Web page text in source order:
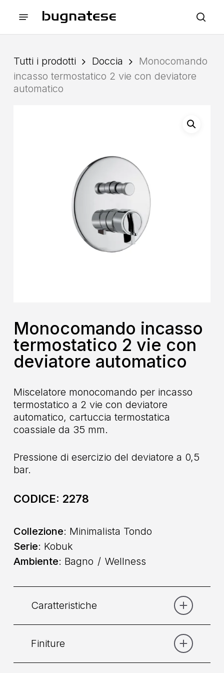
Menu
Tutti i prodotti Doccia
Monocomando
incasso termostatico 2 vie con deviatore
automatico
Monocomando incasso
termostatico 2 vie con
deviatore automatico
Miscelatore monocomando per incasso
termostatico a 2 vie con deviatore
automatico, cartuccia termostatica
coassiale da 35 mm.
Pressione di esercizio del deviatore a 0,5
bar.
CODICE: 2278
Collezione: Minimalista Tondo
Serie: Kobuk
Ambiente: Bagno Wellness
Caratteristiche
Finiture